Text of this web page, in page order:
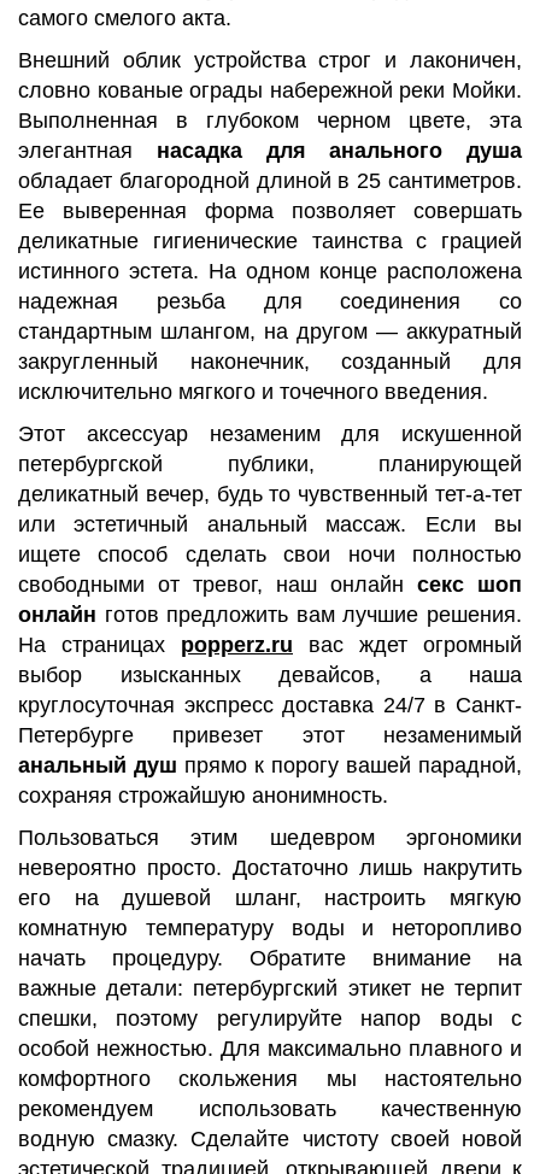
самого смелого акта.
Внешний облик устройства строг и лаконичен,
словно кованые ограды набережной реки Мойки.
Выполненная в глубоком черном цвете, эта
элегантная насадка для анального душа
обладает благородной длиной в 25 сантиметров.
Ее выверенная форма позволяет совершать
деликатные гигиенические таинства с грацией
истинного эстета. На одном конце расположена
надежная резьба для соединения со
стандартным шлангом, на другом — аккуратный
закругленный наконечник, созданный для
исключительно мягкого и точечного введения.
Этот аксессуар незаменим для искушенной
петербургской публики, планирующей
деликатный вечер, будь то чувственный тет-а-тет
или эстетичный анальный массаж. Если вы
ищете способ сделать свои ночи полностью
свободными от тревог, наш онлайн секс шоп
онлайн готов предложить вам лучшие решения.
На страницах popperz.ru вас ждет огромный
выбор изысканных девайсов, а наша
круглосуточная экспресс доставка 24/7 в Санкт-
Петербурге привезет этот незаменимый
анальный душ прямо к порогу вашей парадной,
сохраняя строжайшую анонимность.
Пользоваться этим шедевром эргономики
невероятно просто. Достаточно лишь накрутить
его на душевой шланг, настроить мягкую
комнатную температуру воды и неторопливо
начать процедуру. Обратите внимание на
важные детали: петербургский этикет не терпит
спешки, поэтому регулируйте напор воды с
особой нежностью. Для максимально плавного и
комфортного скольжения мы настоятельно
рекомендуем использовать качественную
водную смазку. Сделайте чистоту своей новой
эстетической традицией, открывающей двери к